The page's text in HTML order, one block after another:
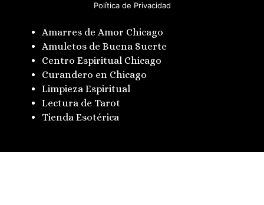
Política de Privacidad
Amarres de Amor Chicago
Amuletos de Buena Suerte
Centro Espiritual Chicago
Curandero en Chicago
Limpieza Espiritual
Lectura de Tarot
Tienda Esotérica